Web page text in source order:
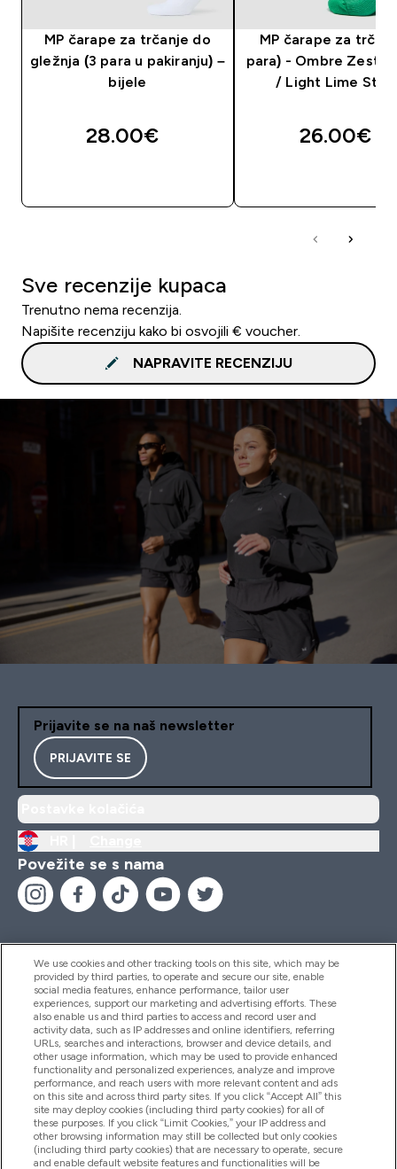
MP čarape za trčanje do
gležnja (3 para u pakiranju) –
bijele
28.00€‎
MP čarape za
para) - Ombre Zesty
/ Light Lime
26.00€‎
Sve recenzije kupaca
Trenutno nema recenzija.
Napišite recenziju kako bi osvojili € voucher.
NAPRAVITE RECENZIJU
Prijavite se na naš newsletter
PRIJAVITE SE
Povežite se s nama
Pomoć I Informacije
Proizvodi
Informacije O Tvrtki
Lojalnost I Nagrade
We use cookies and other tracking tools on this site, which may be
provided by third parties, to operate and secure our site, enable
social media features, enhance performance, tailor user
experiences, support our marketing and advertising efforts. These
also enable us and third parties to access and record user and
activity data, such as IP addresses and online identifiers, referring
URLs, searches and interactions, browser and device details, and
other usage information, which may be used to provide enhanced
functionality and personalized experiences, analyze and improve
performance, and reach users with more relevant content and ads
on this site and across third party sites. If you click “Accept All” this
site may deploy cookies (including third party cookies) for all of
these purposes. If you click “Limit Cookies,” your IP address and
other browsing information may still be collected but only cookies
(including third party cookies) that are necessary to operate, secure
and enable default website features and functionalities will be